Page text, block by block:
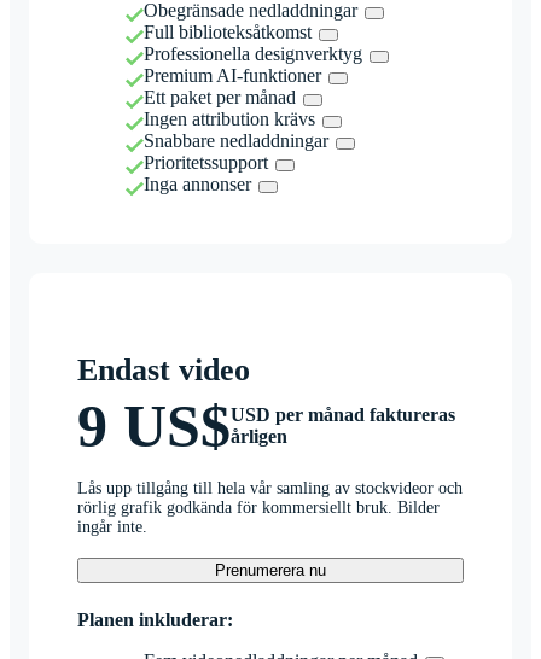
Obegränsade nedladdningar
Full biblioteksåtkomst
Professionella designverktyg
Premium AI-funktioner
Ett paket per månad
Ingen attribution krävs
Snabbare nedladdningar
Prioritetssupport
Inga annonser
Endast video
9 US$USD per månad faktureras
årligen
Lås upp tillgång till hela vår samling av stockvideor och
rörlig grafik godkända för kommersiellt bruk. Bilder
ingår inte.
Prenumerera nu
Planen inkluderar: